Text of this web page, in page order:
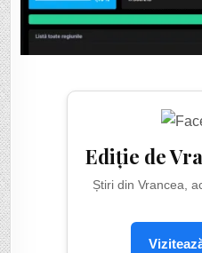
Ediție de
Știri din Vrancea,